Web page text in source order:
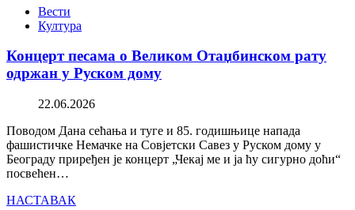
Вести
Култура
Концерт песама о Великом Отаџбинском рату
одржан у Руском дому
22.06.2026
Поводом Дана сећања и туге и 85. годишњице напада
фашистичке Немачке на Совјетски Савез у Руском дому у
Београду приређен је концерт „Чекај ме и ја ћу сигурно доћи“
посвећен…
НАСТАВАК